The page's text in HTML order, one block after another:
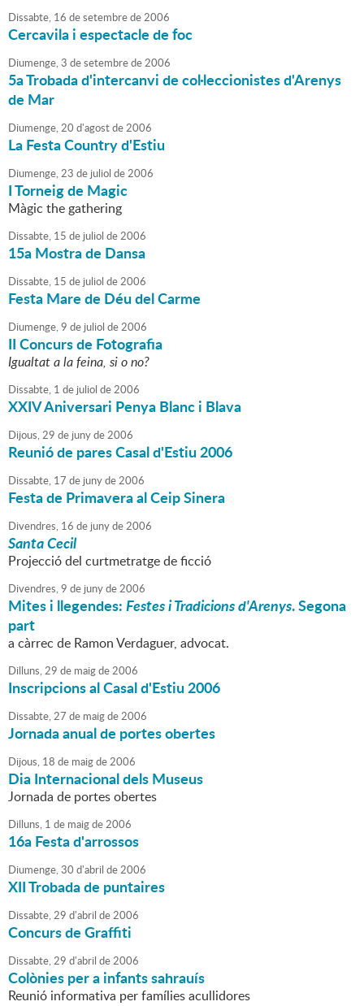
Dissabte, 16 desetembrede2006
Cercavila i espectacle de foc
Diumenge,3 desetembrede2006
5a Trobada d'intercanvi de col·leccionistes d'Arenys
de Mar
Diumenge,20 d'agostde2006
La Festa Country d'Estiu
Diumenge,23 de juliol de2006
I Torneig de Magic
Màgic the gathering
Dissabte, 15 de juliol de2006
15a Mostra de Dansa
Dissabte, 15 de juliol de2006
Festa Mare de Déu del Carme
Diumenge,9 de juliol de2006
II Concurs de Fotografia
Igualtat a la feina, si o no?
Dissabte, 1 de juliol de2006
XXIV Aniversari Penya Blanc i Blava
Dijous,29 de junyde2006
Reunió de pares Casal d'Estiu 2006
Dissabte, 17 de junyde2006
Festa de Primavera al Ceip Sinera
Divendres, 16 de junyde2006
Santa Cecil
Projecció del curtmetratge de ficció
Divendres,9 de junyde2006
Mites i llegendes:Festes i Tradicions d'Arenys. Segona
part
a càrrec de Ramon Verdaguer, advocat.
Dilluns,29 de maigde2006
Inscripcions al Casal d'Estiu 2006
Dissabte,27 de maigde2006
Jornada anual de portes obertes
Dijous, 18 de maigde2006
Dia Internacional dels Museus
Jornada de portes obertes
Dilluns, 1 de maigde2006
16a Festa d'arrossos
Diumenge,30 d'abril de2006
XII Trobada de puntaires
Dissabte,29 d'abril de2006
Concurs de Graffiti
Dissabte,29 d'abril de2006
Colònies per a infants sahrauís
Reunió informativa per famílies acullidores